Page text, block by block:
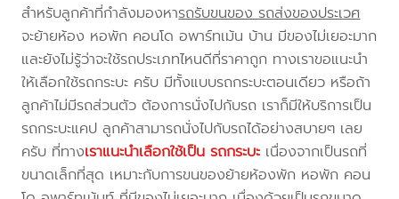
สำหรับลูกค้าที่กำลังมองหารถรับขนของ รถส่งของประเวศ
จะย้ายห้อง หอพัก คอนโด อพาร์ทเม้น บ้าน มีของไม่เยอะมาก
และยังไม่รู้ว่าจะใช้รถประเภทไหนดีที่ราคาถูก ทางเราขอแนะนำ
ให้เลือกใช้รถกระบะ ครับ มีทั้งแบบรถกระบะตอนเดียว หรือถ้า
ลูกค้าไม่มีรถส่วนตัว ต้องการนั่งไปกับรถ เราก็มีให้บริการเป็น
รถกระบะแคป ลูกค้าสามารถนั่งไปกับรถได้อย่างสบายๆ เลย
ครับ ที่ทางเราแนะนำเลือกใช้เป็น รถกระบะ เนื่องจากเป็นรถที่
ขนาดเล็กที่สุด เหมาะกับการขนของย้ายห้องพัก หอพัก คอน